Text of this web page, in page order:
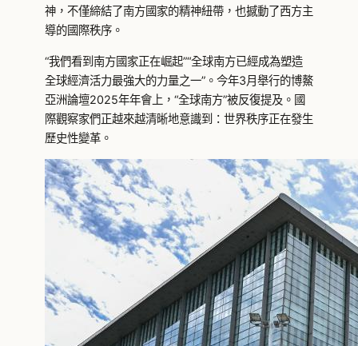
神，不僅締結了南方國家的精神紐帶，也撼動了西方主
導的國際秩序。
“我們看到南方國家正在崛起”“全球南方已經成為塑造
全球經濟活力最強大的力量之一”。今年3月舉行的博鰲
亞洲論壇2025年年會上，“全球南方”被反復提及。國
際觀察家們正越來越清晰地意識到：世界秩序正在發生
歷史性變革。